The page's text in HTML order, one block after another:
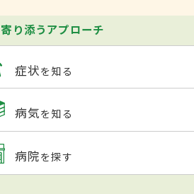
り添うアプローチ
症状を知る
病気を知る
病院を探す